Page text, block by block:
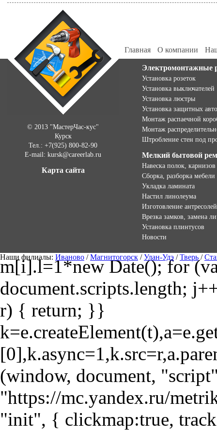
Главная О компании
© 2013 "МастерЧас-кус"
Курск
Тел.: +7(925) 800-82-90
E-mail: kursk@careerlab.ru
Карта сайта
Электромонтажные
Установка розеток
Установка выключателей
Установка люстры
Установка защитных
Монтаж распаечной
Монтаж
Штробление стен под
Мелкий бытовой
Навеска полок, карнизов
Сборка, разборка мебели
Укладка ламината
Настил линолеума
Изготовление антресолей
Врезка замков, замена
Установка плинтусов
Новости
Наши филиалы: Иваново /Магнитогорск /Улан-Удэ /Тверь /
m[i].l=1*new Date(); for
document.scripts.length;
r) { return; }}
(window, document,
"https://mc.yandex.ru/
"init", { clickmap:true,